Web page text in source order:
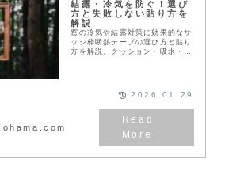
結露・冷気を防ぐ！選び
方と失敗しない貼り方を
解説
窓の冷気や結露対策に効果的なサ
ッシ枠断熱テープの選び方と貼り
方を解説。クッション・吸水・透
2026.01.29